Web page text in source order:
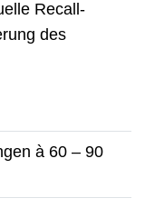
Recall-
des
à 60 – 90